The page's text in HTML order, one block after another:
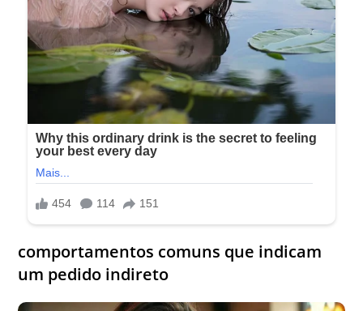
comportamentos comuns que indicam
um pedido indireto